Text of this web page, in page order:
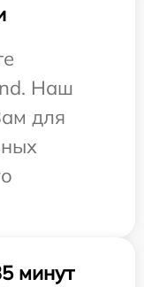
Наш
для
минут